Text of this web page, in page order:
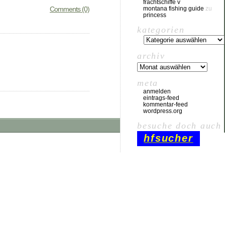
Comments (0)
frachtschiffe v
montana fishing guide zu
princess
kategorien
archiv
meta
anmelden
eintrags-feed
kommentar-feed
wordpress.org
besuche doch auch
hfsucher